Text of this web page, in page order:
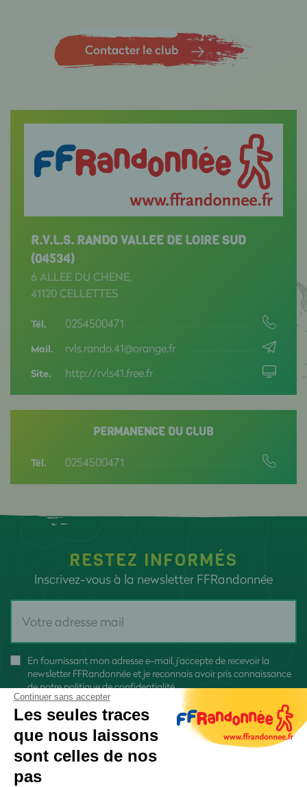
Contacter le club
R.V.L.S. RANDO VALLEE DE LOIRE SUD
(04534)
6 ALLEE DU CHENE,
41120 CELLETTES
Tél. 0254500471
Mail. rvls.rando.41@orange.fr
Site. http://rvls41.free.fr
PERMANENCE DU CLUB
Tél. 0254500471
RESTEZ INFORMÉS
Inscrivez-vous à la newsletter FFRandonnée
En fournissant mon adresse e-mail, j'accepte de recevoir la
newsletter FFRandonnée et je reconnais avoir pris connaissance
denotre politique de confidentialité
Continuer sans accepter
Les seules traces
que nous laissons
sont celles de nos
pas